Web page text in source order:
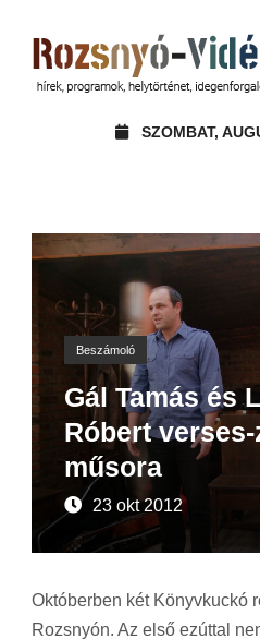
SZOMBAT,
Beszámoló
Gál Tamás és
Róbert
műsora
23 okt 2012
Októberben két Könyvkuckó
Rozsnyón. Az első ezúttal